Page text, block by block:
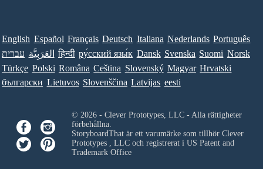
English Español Français Deutsch Italiana Nederlands Português
עברית العَرَبِيَّة हिन्दी ру́сский язы́к Dansk Svenska Suomi Norsk
Türkçe Polski Româna Ceština Slovenský Magyar Hrvatski
български Lietuvos Slovenščina Latvijas eesti
© 2026 - Clever Prototypes, LLC - Alla rättigheter
förbehållna.
StoryboardThat är ett varumärke som tillhör Clever
Prototypes , LLCoch registrerat i US Patent and
Trademark Office